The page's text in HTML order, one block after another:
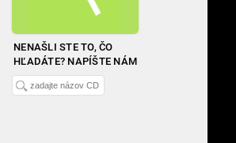
NENAŠLI STE TO, ČO
HĽADÁTE? NAPÍŠTE NÁM